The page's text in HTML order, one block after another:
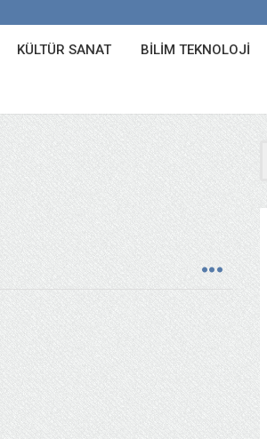
KÜLTÜR SANAT BILIM TEKNOLOJI